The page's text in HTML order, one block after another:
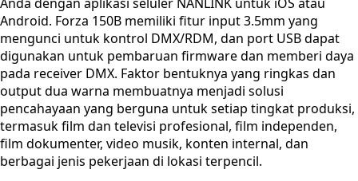
Android. Forza 150B memiliki fitur input 3.5mm yang
mengunci untuk kontrol DMX/RDM, dan port USB dapat
digunakan untuk pembaruan firmware dan memberi daya
pada receiver DMX. Faktor bentuknya yang ringkas dan
output dua warna membuatnya menjadi solusi
pencahayaan yang berguna untuk setiap tingkat produksi,
termasuk film dan televisi profesional, film independen,
film dokumenter, video musik, konten internal, dan
berbagai jenis pekerjaan di lokasi terpencil.